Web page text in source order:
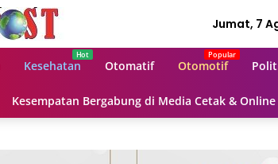
Jumat, 7
Kesehatan Otomatif Otomotif
Kesempatan Bergabung di Media Cetak & Online